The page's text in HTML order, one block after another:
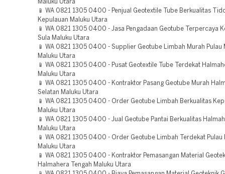
Maluku Utara
📱 WA 0821 1305 0400 - Penjual Geotextile Tube Berkualitas
Kepulauan Maluku Utara
📱 WA 0821 1305 0400 - Jasa Pengadaan Geotube Terpercaya
Sula Maluku Utara
📱 WA 0821 1305 0400 - Supplier Geotube Limbah Murah Pulau
Maluku Utara
📱 WA 0821 1305 0400 - Pusat Geotextile Tube Terdekat
Maluku Utara
📱 WA 0821 1305 0400 - Kontraktor Pasang Geotube Murah
Selatan Maluku Utara
📱 WA 0821 1305 0400 - Order Geotube Limbah Berkualitas
Maluku Utara
📱 WA 0821 1305 0400 - Jual Geotube Pantai Berkualitas
Maluku Utara
📱 WA 0821 1305 0400 - Order Geotube Limbah Terdekat Pulau
Maluku Utara
📱 WA 0821 1305 0400 - Kontraktor Pemasangan Material
Halmahera Tengah Maluku Utara